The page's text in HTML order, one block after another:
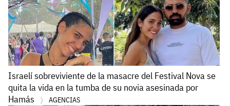
Israelí sobreviviente de la masacre del Festival Nova se
quita la vida en la tumba de su novia asesinada por
Hamás
AGENCIAS